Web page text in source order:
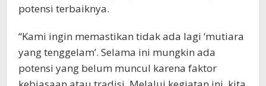
potensi terbaiknya.
“Kami ingin memastikan tidak ada lagi ‘mutiara
yang tenggelam’. Selama ini mungkin ada
potensi yang belum muncul karena faktor